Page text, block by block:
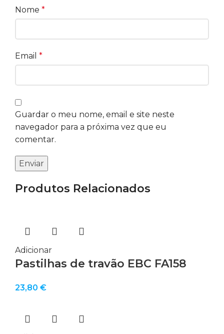
Nome *
Email *
Guardar o meu nome, email e site neste
navegador para a próxima vez que eu
comentar.
Produtos Relacionados
Adicionar
Pastilhas de travão EBC FA158
23,80 €